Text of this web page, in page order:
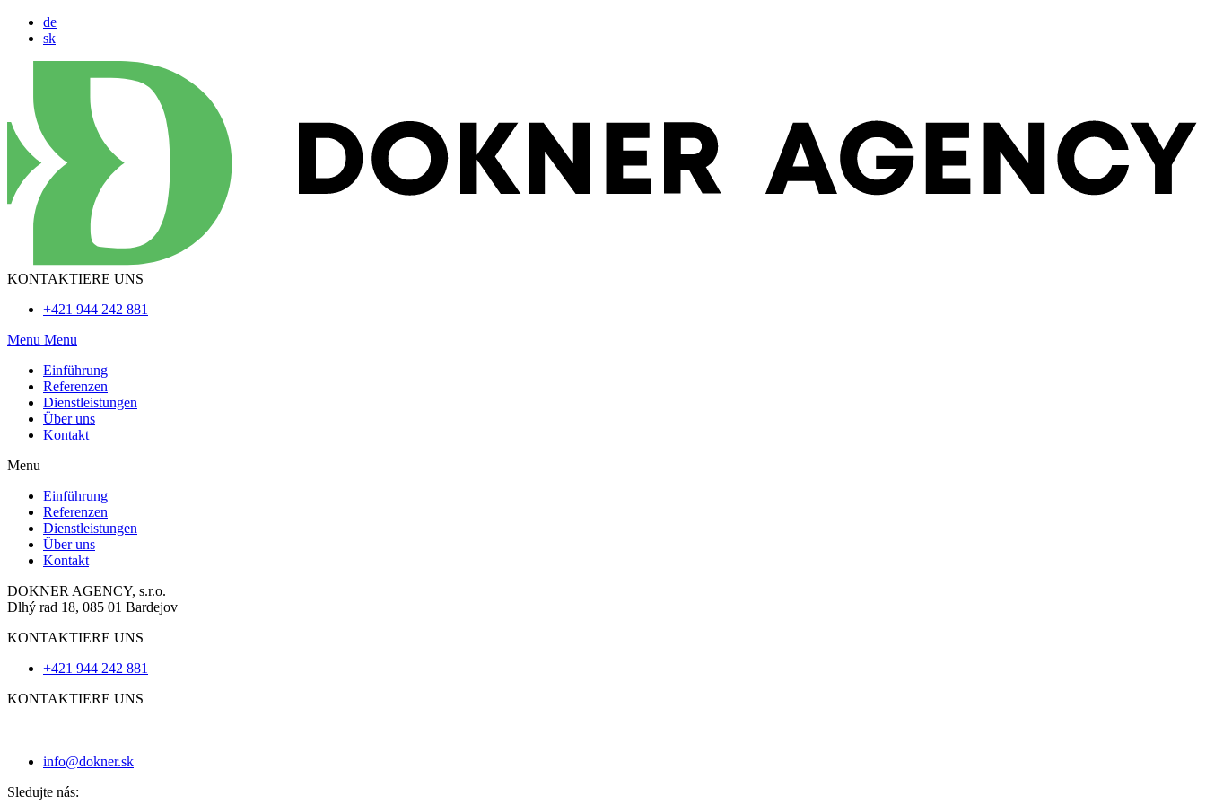
de
sk
KONTAKTIERE UNS
+421 944 242 881
Menu Menu
Einführung
Referenzen
Dienstleistungen
Über uns
Kontakt
Menu
Einführung
Referenzen
Dienstleistungen
Über uns
Kontakt
DOKNER AGENCY, s.r.o.
Dlhý rad 18, 085 01 Bardejov
KONTAKTIERE UNS
+421 944 242 881
KONTAKTIERE UNS
info@dokner.sk
Sledujte nás: